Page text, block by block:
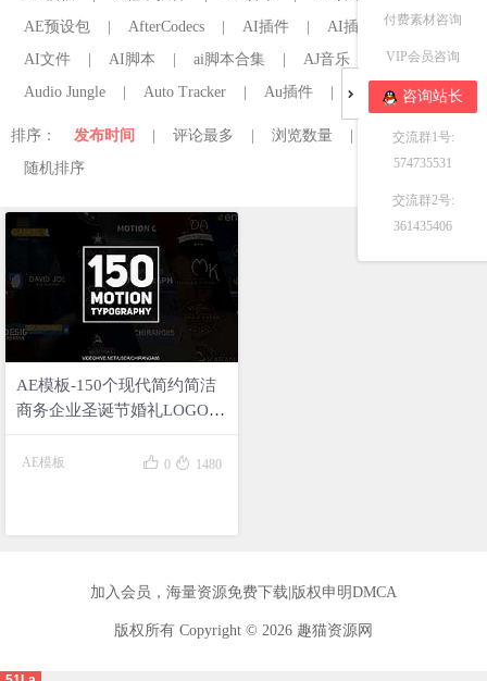
AE预设包
AfterCodecs AI插件 AI插件脚本
|
AI文件
AI脚本 ai脚本合集 AJ音乐 AtomX
|
Audio Jungle
Auto Tracker Au插件 Au插件mac
排序： 发布时间 评论最多 浏览数量 点赞最多
|
随机排序
正在为您加载新内容
AE模板-150个现代简约简洁
商务企业圣诞节婚礼LOGO字
Typography
AE模板  0  1480
付费素材咨询
VIP会员咨询
咨询站长
交流群1号:
574735531
交流群2号:
361435406
加入会员 ，海量资源免费下载| 版权申明DMCA
版权所有 Copyright © 2026 趣猫资源网